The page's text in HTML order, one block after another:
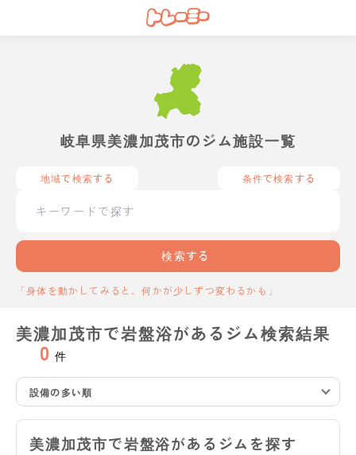
岐阜県美濃加茂市のジム施設一覧
地域で検索する 条件で検索する
検索する
「身体を動かしてみると、何かが少しずつ変わるかも」
美濃加茂市で岩盤浴があるジム検索結果
0 件
設備の多い順
美濃加茂市で岩盤浴があるジムを探す